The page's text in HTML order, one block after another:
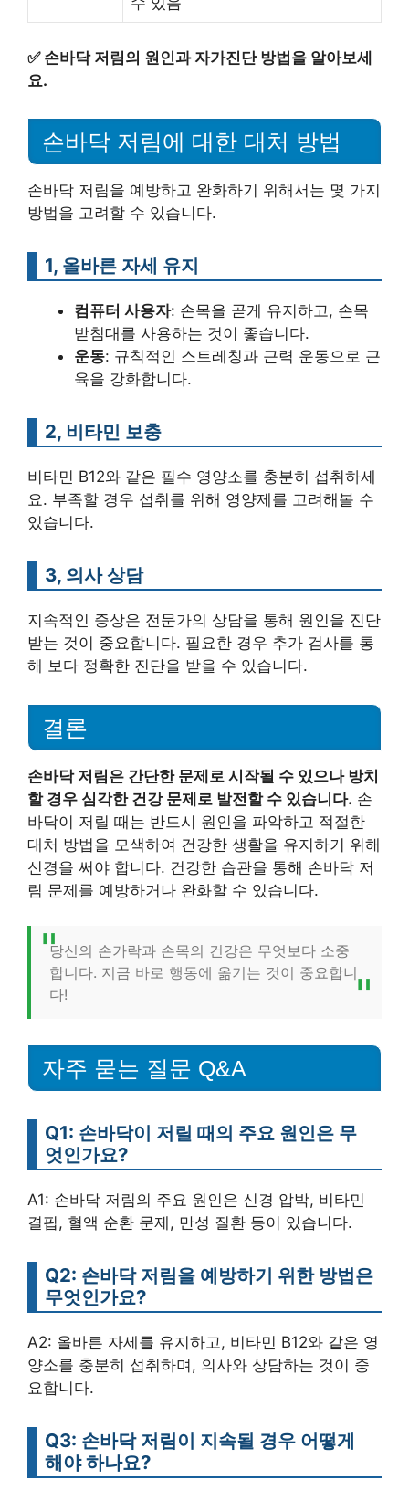
✅ 손바닥 저림의 원인과 자가진단 방법을 알아보세
요.
손바닥 저림에 대한 대처 방법
손바닥 저림을 예방하고 완화하기 위해서는 몇 가지
방법을 고려할 수 있습니다.
1, 올바른 자세 유지
컴퓨터 사용자: 손목을 곧게 유지하고, 손목
받침대를 사용하는 것이 좋습니다.
운동: 규칙적인 스트레칭과 근력 운동으로 근
육을 강화합니다.
2, 비타민 보충
비타민 B12와 같은 필수 영양소를 충분히 섭취하세
요. 부족할 경우 섭취를 위해 영양제를 고려해볼 수
있습니다.
3, 의사 상담
지속적인 증상은 전문가의 상담을 통해 원인을 진단
받는 것이 중요합니다. 필요한 경우 추가 검사를 통
해 보다 정확한 진단을 받을 수 있습니다.
결론
손바닥 저림은 간단한 문제로 시작될 수 있으나 방치
할 경우 심각한 건강 문제로 발전할 수 있습니다. 손
바닥이 저릴 때는 반드시 원인을 파악하고 적절한
대처 방법을 모색하여 건강한 생활을 유지하기 위해
신경을 써야 합니다. 건강한 습관을 통해 손바닥 저
림 문제를 예방하거나 완화할 수 있습니다.
당신의 손가락과 손목의 건강은 무엇보다 소중
합니다. 지금 바로 행동에 옮기는 것이 중요합니
다!
자주 묻는 질문 Q&A
Q1: 손바닥이 저릴 때의 주요 원인은 무
엇인가요?
A1: 손바닥 저림의 주요 원인은 신경 압박, 비타민
결핍, 혈액 순환 문제, 만성 질환 등이 있습니다.
Q2: 손바닥 저림을 예방하기 위한 방법은
무엇인가요?
A2: 올바른 자세를 유지하고, 비타민 B12와 같은 영
양소를 충분히 섭취하며, 의사와 상담하는 것이 중
요합니다.
Q3: 손바닥 저림이 지속될 경우 어떻게
해야 하나요?